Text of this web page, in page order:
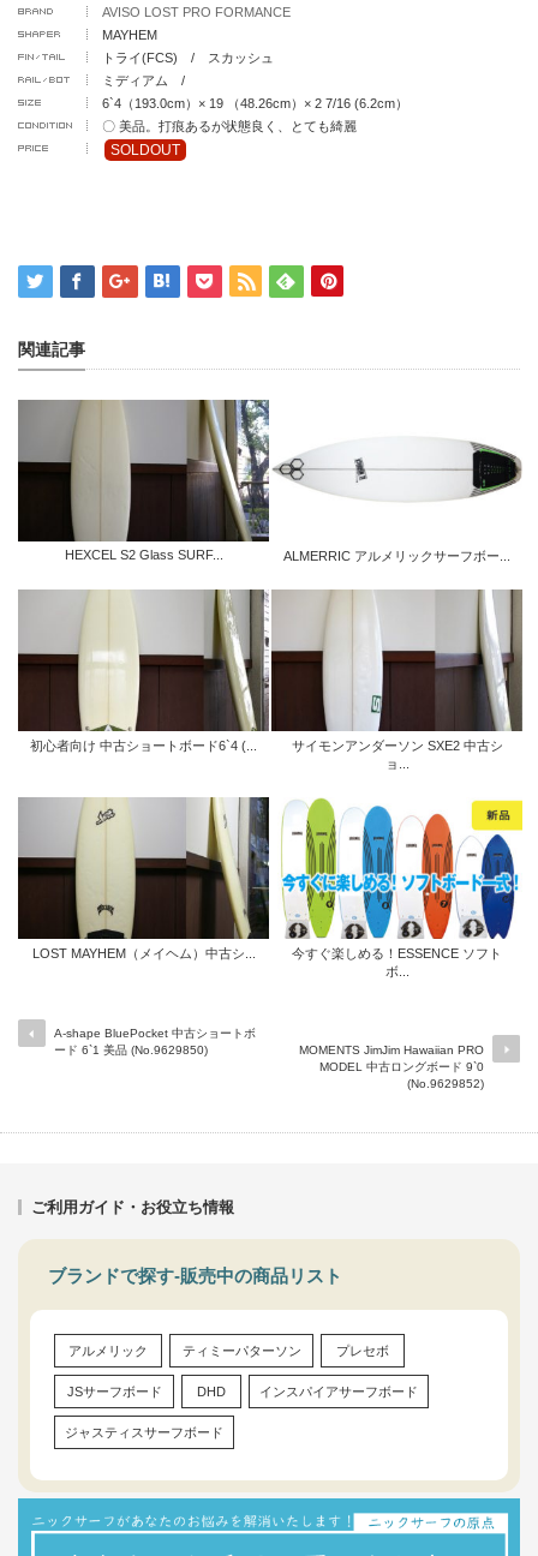
AVISO LOST PRO FORMANCE
MAYHEM
トライ(FCS) / スカッシュ
ミディアム /
6`4（193.0cm）× 19 （48.26cm）× 2 7/16 (6.2cm）
〇 美品。打痕あるが状態良く、とても綺麗
SOLDOUT
関連記事
HEXCEL S2 Glass SURF... ALMERRIC アルメリックサーフボー...
初心者向け 中古ショートボード6`4 (...
サイモンアンダーソン SXE2 中古シ
ョ...
LOST MAYHEM（メイヘム）中古シ...
今すぐ楽しめる！ESSENCE ソフト
ボ...
A-shape BluePocket 中古ショートボ
ード 6`1 美品 (No.9629850)
MOMENTS JimJim Hawaiian PRO
MODEL 中古ロングボード 9`0
(No.9629852)
ご利用ガイド・お役立ち情報
ブランドで探す-販売中の商品リスト
アルメリック ティミーパターソン プレセボ
JSサーフボード DHD インスパイアサーフボード
ジャスティスサーフボード